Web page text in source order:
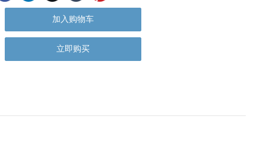
加入购物车
立即购买